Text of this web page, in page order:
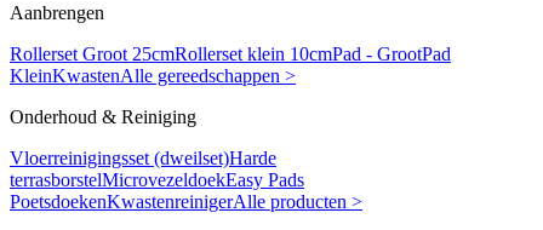
Aanbrengen
Rollerset Groot 25cmRollerset klein 10cmPad - GrootPad
KleinKwastenAlle gereedschappen >
Onderhoud & Reiniging
Vloerreinigingsset (dweilset)Harde
terrasborstelMicrovezeldoekEasy Pads
PoetsdoekenKwastenreinigerAlle producten >